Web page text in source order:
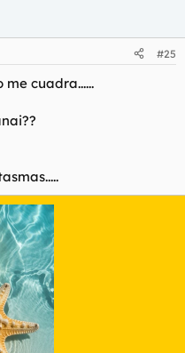
#25
cuadra......